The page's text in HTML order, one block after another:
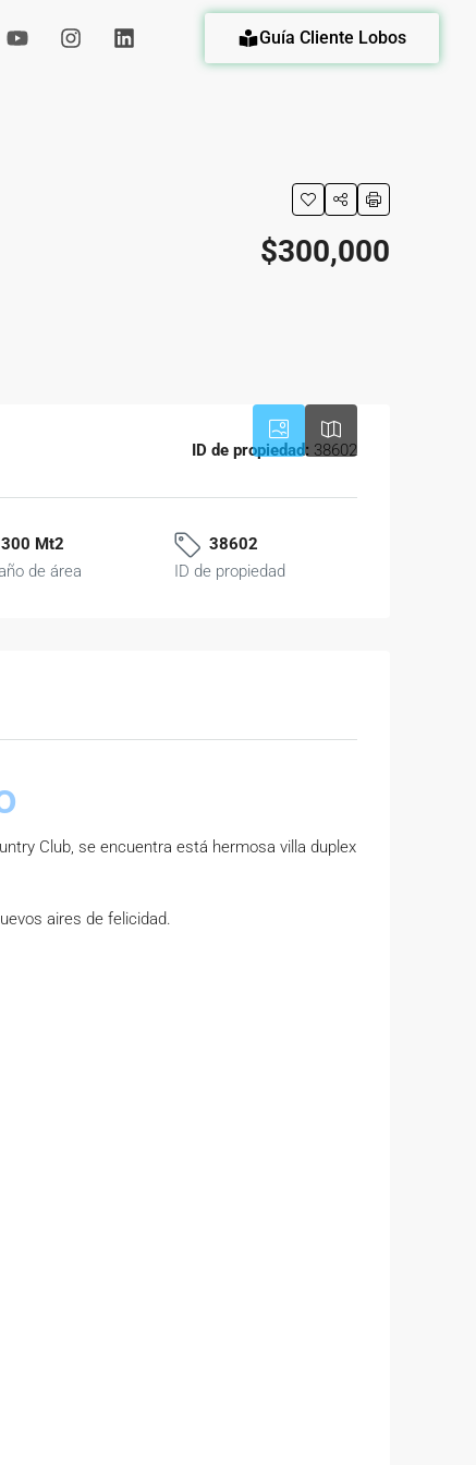
Guía Cliente Lobos
$300,000
ID de propiedad: 38602
300 Mt2
de área
38602
ID de propiedad
Club, se encuentra está hermosa villa duplex
aires de felicidad.